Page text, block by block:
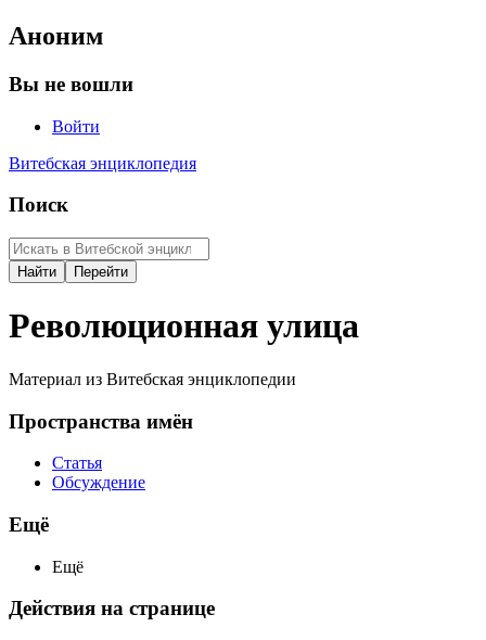
Аноним
Вы не вошли
Войти
Витебская энциклопедия
Поиск
Революционная улица
Материал из Витебская энциклопедии
Пространства имён
Статья
Обсуждение
Ещё
Ещё
Действия на странице